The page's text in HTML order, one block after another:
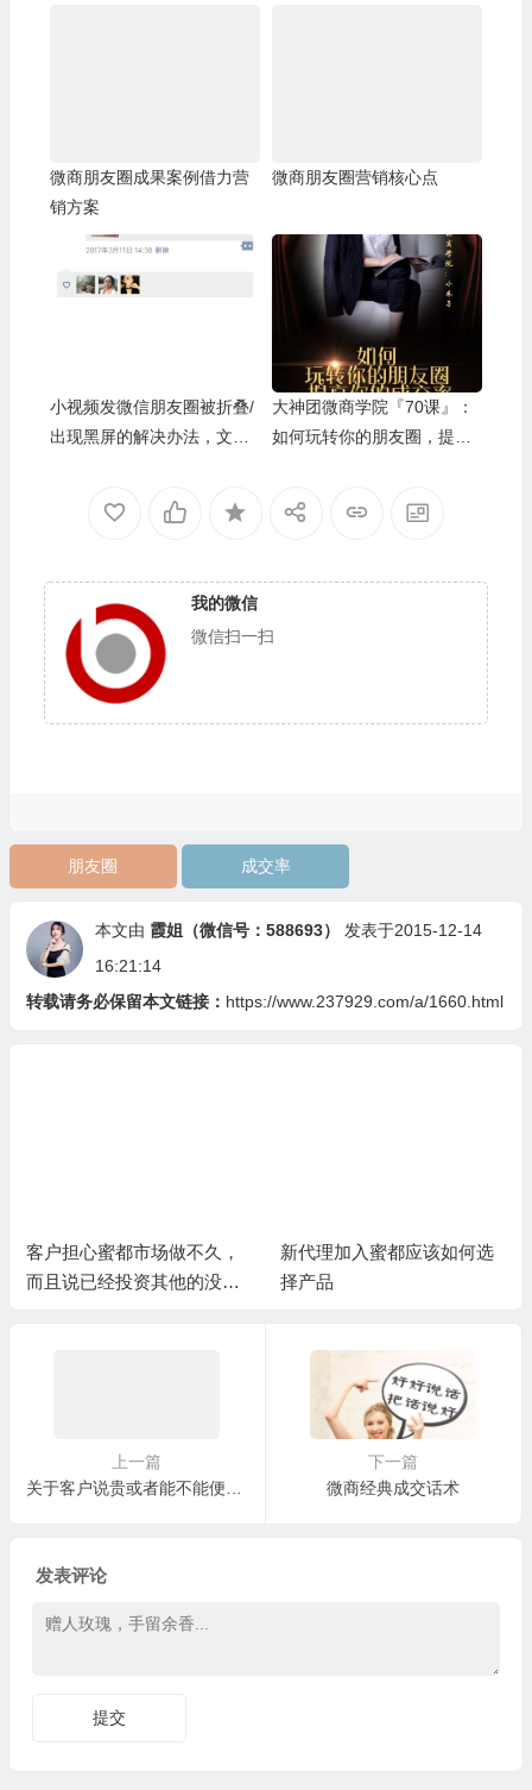
微商朋友圈成果案例借力营
销方案
微商朋友圈营销核心点
小视频发微信朋友圈被折叠/
出现黑屏的解决办法，文案
大神团微商学院『70课』：
如何玩转你的朋友圈，提高
我的微信
微信扫一扫
朋友圈 成交率
本文由 霞姐（微信号：588693）
发表于2015-12-14
16:21:14
转载请务必保留本文链接： https://www.237929.com/a/1660.html
客户担心蜜都市场做不久，
而且说已经投资其他的没有
新代理加入蜜都应该如何选
择产品
上一篇
下一篇
微商经典成交话术
发表评论